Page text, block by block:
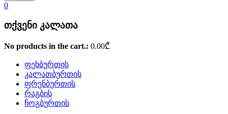
0
თქვენი კალათა
No products in the cart.: 0.00₾
ფეხბურთის
კალათბურთის
ფრენბურთის
რაგბის
ჩოგბურთის